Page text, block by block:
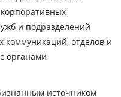
и подразделений
отделов и
органами
источником